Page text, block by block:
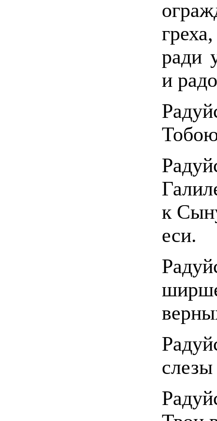
ради
и
к
еси.